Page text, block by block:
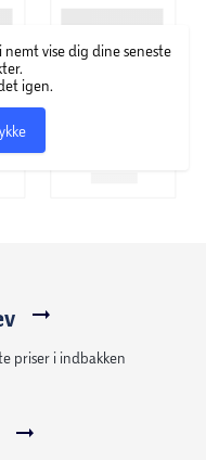
topmadras af
vår og har en samlet
desuden aftageligt
og vaske. Betrækket
boxmadras, der har
er produceret med 7
nemt vise dig dine seneste
igen.
priser i indbakken